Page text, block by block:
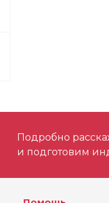
Подробно
и подготовим